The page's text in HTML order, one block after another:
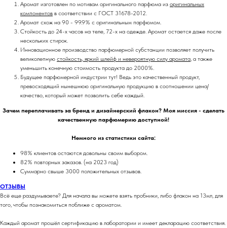
Аромат изготовлен по мотивам оригинального парфюма из оригинальных
компонентов в соответствии с ГОСТ 31678-2012.
Аромат схож на 90 - 99.9% с оригинальным парфюмом.
Стойкость до 24-х часов на теле, 72-х на одежде. Аромат остается даже после
нескольких стирок.
Инновационное производство парфюмерной субстанции позволяет получить
великолепную стойкость, яркий шлейф и невероятную силу аромата, а также
уменьшить конечную стоимость продукта до 2000%.
Будущее парфюмерной индустрии тут! Ведь это качественный продукт,
превосходящий нынешнюю оригинальную продукцию в соотношении цена/
качество, который может позволить себе каждый.
Зачем переплачивать за бренд и дизайнерский флакон? Моя миссия - сделать
качественную парфюмерию доступной!
Немного из статистики сайта:
98% клиентов остаются довольны своим выбором.
82% повторных заказов. (на 2023 год)
Суммарно свыше 3000 положительных отзывов.
ОТЗЫВЫ
Всё еще раздумываете? Для начала вы можете взять пробники, либо флакон на 13мл, для
того, чтобы познакомиться поближе с ароматом.
Каждый аромат прошёл сертификацию в лаборатории и имеет декларацию соответствия.